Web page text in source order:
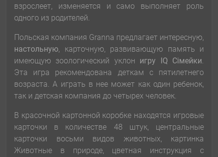
взрослеет, изменяется и само выполняет роль
одного из родителей.
Польская компания Granna предлагает интересную,
настольную, карточную, развивающую память и
имеющую зоологический уклон игру IQ Сімейки.
Эта игра рекомендована деткам с пятилетнего
возраста. А играть в нее может как один ребенок,
так и детская компания до четырех человек.
В красочной картонной коробке находятся игровые
карточки в количестве 48 штук, центральные
карточки восьми видов животных, картинка
Животные в природе, цветная инструкция с